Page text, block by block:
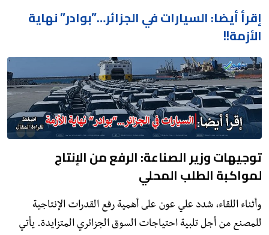
إقرأ أيضا: السيارات في الجزائر…”بوادر” نهاية
الأزمة!!
توجيهات وزير الصناعة: الرفع من الإنتاج
لمواكبة الطلب المحلي
وأثناء اللقاء، شدد علي عون على أهمية رفع القدرات الإنتاجية
للمصنع من أجل تلبية احتياجات السوق الجزائري المتزايدة. يأتي